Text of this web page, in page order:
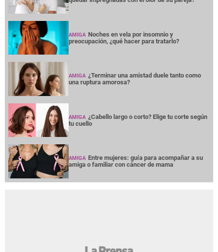
AMIGA Noches en vela por insomnio y
preocupación, ¿qué hacer para tratarlo?
AMIGA ¿Terminar una amistad duele tanto como
una ruptura amorosa?
AMIGA ¿Cabello largo o corto? Elige tu corte según
tu cuello
AMIGA Entre mujeres: guía para acompañar a su
amiga o familiar con cáncer de mama